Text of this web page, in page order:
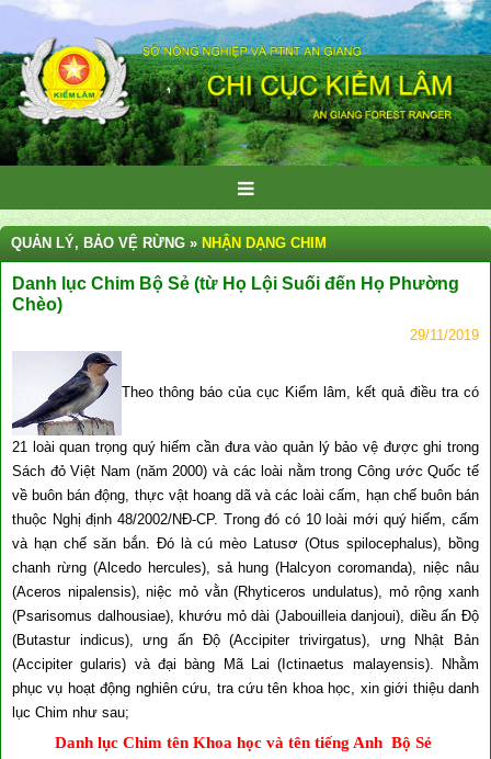
QUẢN LÝ, BẢO VỆ RỪNG » NHẬN DẠNG CHIM
Danh lục Chim Bộ Sẻ (từ Họ Lội Suối đến Họ Phường
Chèo)
29/11/2019
Theo thông báo của cục Kiểm lâm, kết quả điều tra có
21 loài quan trọng quý hiếm cần đưa vào quản lý bảo vệ được ghi trong
Sách đỏ Việt Nam (năm 2000) và các loài nằm trong Công ước Quốc tế
về buôn bán động, thực vật hoang dã và các loài cấm, hạn chế buôn bán
thuộc Nghị định 48/2002/NĐ-CP. Trong đó có 10 loài mới quý hiếm, cấm
và hạn chế săn bắn. Đó là cú mèo Latusơ (Otus spilocephalus), bồng
chanh rừng (Alcedo hercules), sả hung (Halcyon coromanda), niệc nâu
(Aceros nipalensis), niệc mỏ vằn (Rhyticeros undulatus), mỏ rộng xanh
(Psarisomus dalhousiae), khướu mỏ dài (Jabouilleia danjoui), diều ấn Độ
(Butastur indicus), ưng ấn Độ (Accipiter trivirgatus), ưng Nhật Bản
(Accipiter gularis) và đại bàng Mã Lai (Ictinaetus malayensis). Nhằm
phục vụ hoạt động nghiên cứu, tra cứu tên khoa học, xin giới thiệu danh
lục Chim như sau;
Danh lục Chim tên Khoa học và tên tiếng Anh Bộ Sẻ